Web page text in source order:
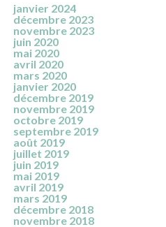
janvier 2024
décembre 2023
novembre 2023
juin 2020
mai 2020
avril 2020
mars 2020
janvier 2020
décembre 2019
novembre 2019
octobre 2019
septembre 2019
août 2019
juillet 2019
juin 2019
mai 2019
avril 2019
mars 2019
décembre 2018
novembre 2018